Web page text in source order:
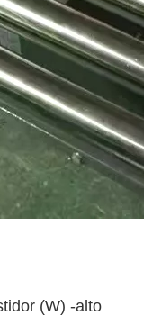
(W) -alto